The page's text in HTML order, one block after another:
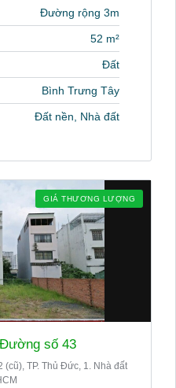
Đường rộng 3m
52 m²
Đất
Bình Trưng Tây
Đất nền, Nhà đất
GIÁ THƯƠNG LƯỢNG
số 43
(cũ), TP. Thủ Đức, 1. Nhà đất